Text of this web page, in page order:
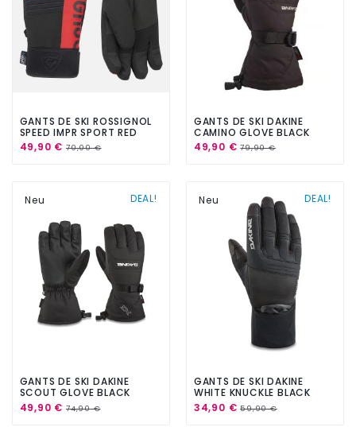
GANTS DE SKI ROSSIGNOL
SPEED IMPR SPORT RED
49,90 € 70,00 €
GANTS DE SKI DAKINE
CAMINO GLOVE BLACK
49,90 €79,90 €
DEAL!
Neu
GANTS DE SKI DAKINE
SCOUT GLOVE BLACK
49,90 € 74,90 €
DEAL!
Neu
GANTS DE SKI DAKINE
WHITE KNUCKLE BLACK
GORETEX INFINIUM
34,90 €59,90 €